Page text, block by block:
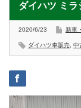
ダイハツ ミラ
2020/6/23 新車
ダイハツ車販売 中